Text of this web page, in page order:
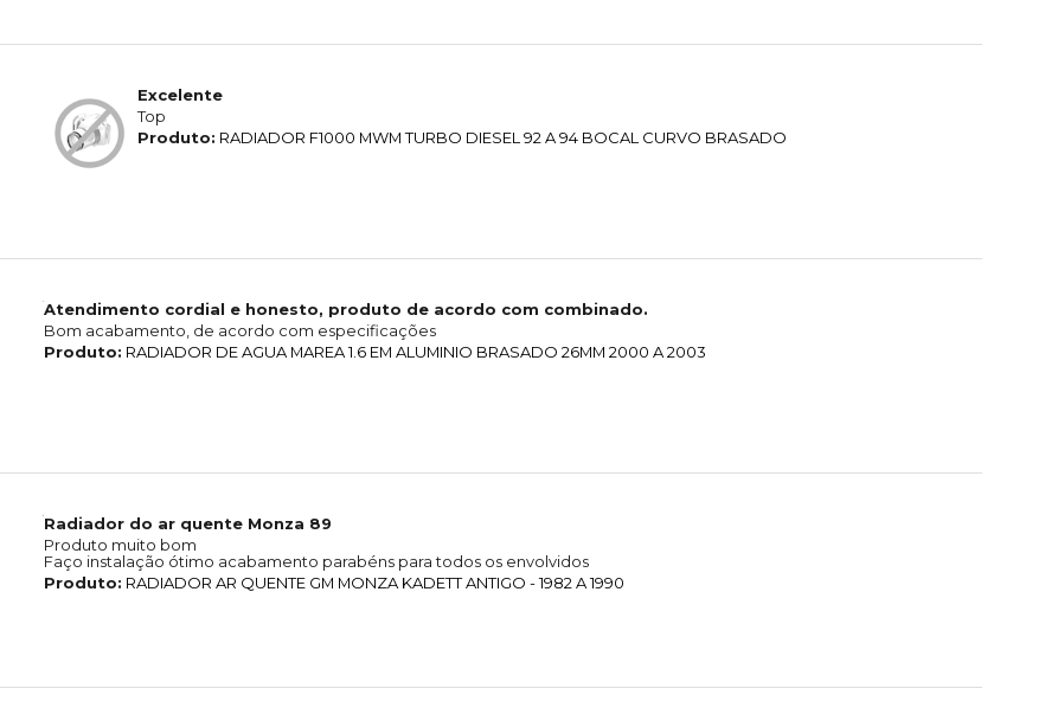
Excelente
Top
Produto: RADIADOR F1000 MWM TURBO DIESEL 92 A 94 BOCAL CURVO BRASADO
Atendimento cordial e honesto, produto de acordo com combinado.
Bom acabamento, de acordo com especificações
Produto: RADIADOR DE AGUA MAREA 1.6 EM ALUMINIO BRASADO 26MM 2000 A 2003
Radiador do ar quente Monza 89
Produto muito bom
Faço instalação ótimo acabamento parabéns para todos os envolvidos
Produto: RADIADOR AR QUENTE GM MONZA KADETT ANTIGO - 1982 A 1990